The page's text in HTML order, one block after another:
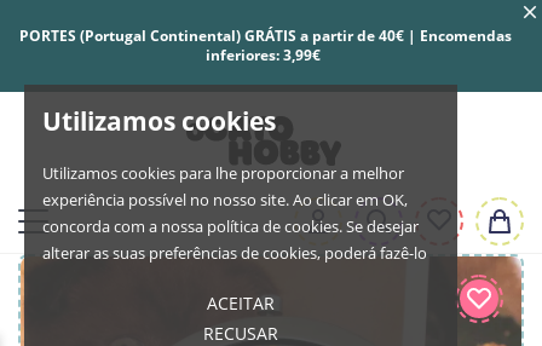
Utilizamos cookies
Utilizamos cookies para lhe proporcionar a melhor
experiência possível no nosso site. Ao clicar em OK,
concorda com a nossa política de cookies. Se desejar
alterar as suas preferências de cookies, poderá fazê-lo
ACEITAR
RECUSAR
PORTES (Portugal Continental) GRÁTIS a partir de 40€ | Encomendas
inferiores: 3,99€